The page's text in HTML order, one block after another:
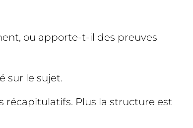
ou apporte-t-il des preuves
sur le sujet.
récapitulatifs. Plus la structure est